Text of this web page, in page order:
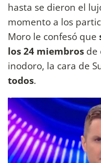
hasta se dieron el
momento a los
Moro le confesó que
los 24 miembros de
inodoro, la cara de
todos.